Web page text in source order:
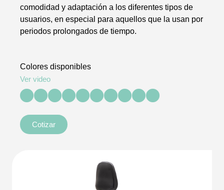
comodidad y adaptación a los diferentes tipos de
usuarios, en especial para aquellos que la usan por
periodos prolongados de tiempo.
Colores disponibles
Ver video
Cotizar